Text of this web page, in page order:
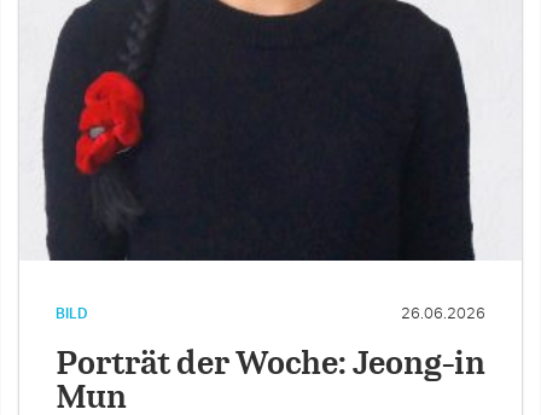
BILD 26.06.2026
Porträt der Woche: Jeong-in
Mun